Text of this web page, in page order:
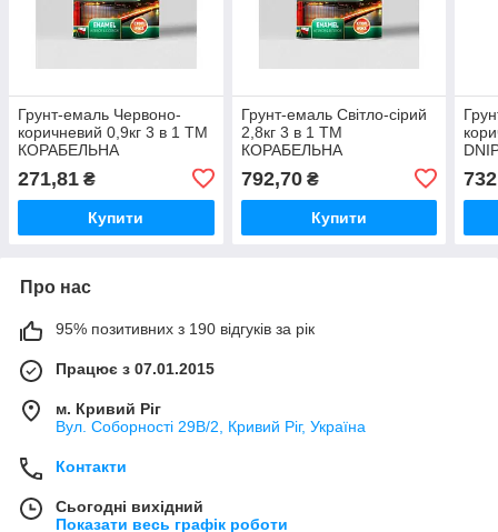
Грунт-емаль Червоно-
коричневий 0,9кг 3 в 1 ТМ
КОРАБЕЛЬНА
271,81 ₴
Купити
Грунт-емаль Світло-сірий
2,8кг 3 в 1 ТМ
КОРАБЕЛЬНА
792,70₴
Купити
Про нас
95% позитивних з 190 відгуків за рік
Працює з 07.01.2015
м. Кривий Ріг
Вул. Соборності 29В/2, Кривий Ріг, Україна
Контакти
Сьогодні вихідний
Показати весь графік роботи